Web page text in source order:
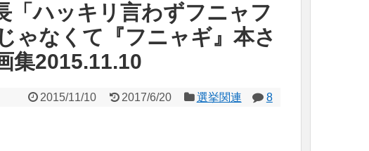
「ハッキリ言わずフニャフ
ゃなくて『フニャギ』本さ
集2015.11.10
2015/11/10 2017/6/20 選挙関連 8